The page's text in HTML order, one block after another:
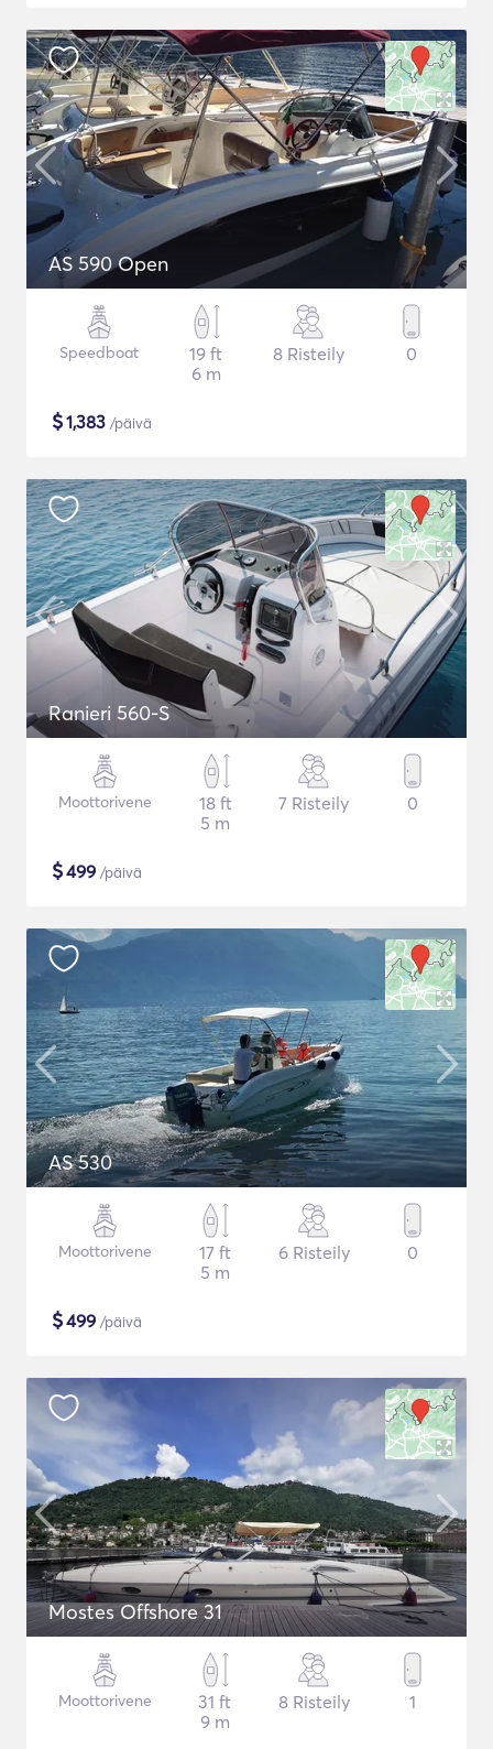
AS 590 Open
Speedboat
19 ft
6 m
8 Risteily 0
$1,383 /päivä
Ranieri 560-S
Moottorivene
18 ft
5 m
7 Risteily 0
$499 /päivä
AS 530
Moottorivene
17 ft
5 m
6 Risteily 0
$499 /päivä
Mostes Offshore 31
Moottorivene
31 ft
9 m
8 Risteily 1